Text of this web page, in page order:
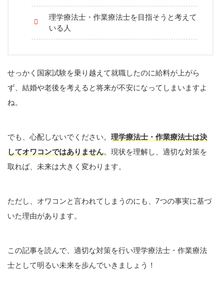
理学療法士・作業療法士を目指そうと考えて
いる人
せっかく国家試験を乗り越えて就職したのに給料が上がら
ず、結婚や老後を考えると将来が不安になってしまいますよ
ね。
でも、心配しないでください。 理学療法士・作業療法士は決
してオワコンではありません。現状を理解し、適切な対策を
取れば、未来は大きく変わります。
ただし、オワコンと言われてしまうのにも、7つの事実に基づ
いた理由があります。
この記事を読んで、適切な対策を行い理学療法士・作業療法
士として明るい未来を歩んでいきましょう！